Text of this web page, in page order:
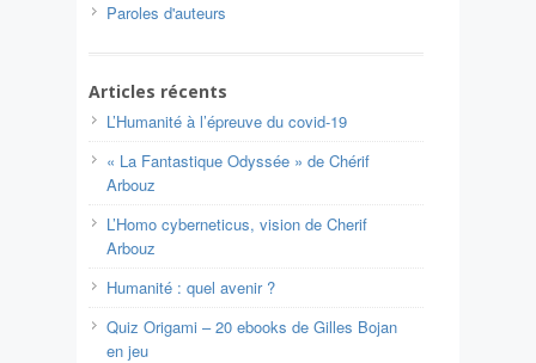
Paroles d'auteurs
Articles récents
L’Humanité à l’épreuve du covid-19
« La Fantastique Odyssée » de Chérif
Arbouz
L’Homo cyberneticus, vision de Cherif
Arbouz
Humanité : quel avenir ?
Quiz Origami – 20 ebooks de Gilles Bojan
en jeu